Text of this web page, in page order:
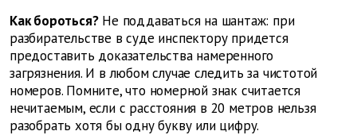
Как бороться? Не поддаваться на шантаж: при
разбирательстве в суде инспектору придется
предоставить доказательства намеренного
загрязнения. И в любом случае следить за чистотой
номеров. Помните, что номерной знак считается
нечитаемым, если с расстояния в 20 метров нельзя
разобрать хотя бы одну букву или цифру.